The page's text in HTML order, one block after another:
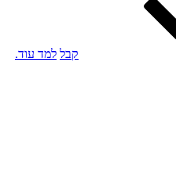
קבל למד עוד.